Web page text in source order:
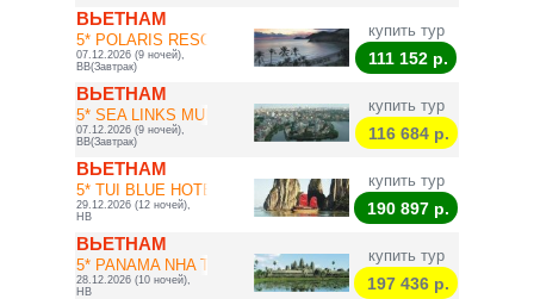
ВЬЕТНАМ
5* POLARIS RESORT...
07.12.2026 (9 ночей),
BB(Завтрак)
купить тур
111 152 р.
ВЬЕТНАМ
5* SEA LINKS MUINE
07.12.2026 (9 ночей),
BB(Завтрак)
купить тур
116 684р.
ВЬЕТНАМ
5* TUI BLUE HOTEL...
29.12.2026 (12 ночей),
HB
купить тур
190 897 р.
ВЬЕТНАМ
5* PANAMA NHA TRA...
28.12.2026 (10 ночей),
HB
купить тур
197 436 р.